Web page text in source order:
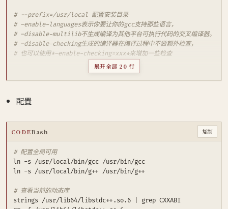
# --prefix=/usr/local 配置安装目录
# –enable-languages表示你要让你的gcc支持那些语言，
# –disable-multilib不生成编译为其他平台可执行代码的交叉编译器。
# –disable-checking生成的编译器在编译过程中不做额外检查，
# 也可以使用*–enable-checking=xxx*来增加一些检查
# 并发编译（取决于机器核心数）
展开全部 20 行
配置
CODEBash 复制
# 配置全局可用
# 查看当前的动态库
strings /usr/lib64/libstdc++.so.6